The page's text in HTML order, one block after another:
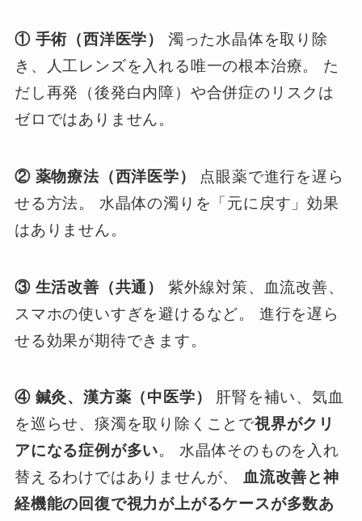
① 手術（西洋医学）
濁った水晶体を取り除
き、人工レンズを入れる唯一の根本治療。 た
だし再発（後発白内障）や合併症のリスクは
ゼロではありません。
② 薬物療法（西洋医学）
点眼薬で進行を遅ら
せる方法。 水晶体の濁りを「元に戻す」効果
はありません。
③ 生活改善（共通）
紫外線対策、血流改善、
スマホの使いすぎを避けるなど。 進行を遅ら
せる効果が期待できます。
④ 鍼灸、漢方薬（中医学）
肝腎を補い、気血
を巡らせ、痰濁を取り除くことで視界がクリ
アになる症例が多い。 水晶体そのものを入れ
替えるわけではありませんが、血流改善と神
経機能の回復で視力が上がるケースが多数あ